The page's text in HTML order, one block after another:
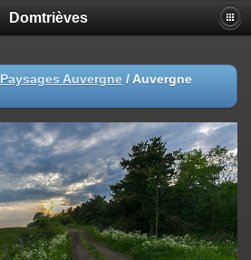
Domtrièves
Paysages Auvergne / Auvergne